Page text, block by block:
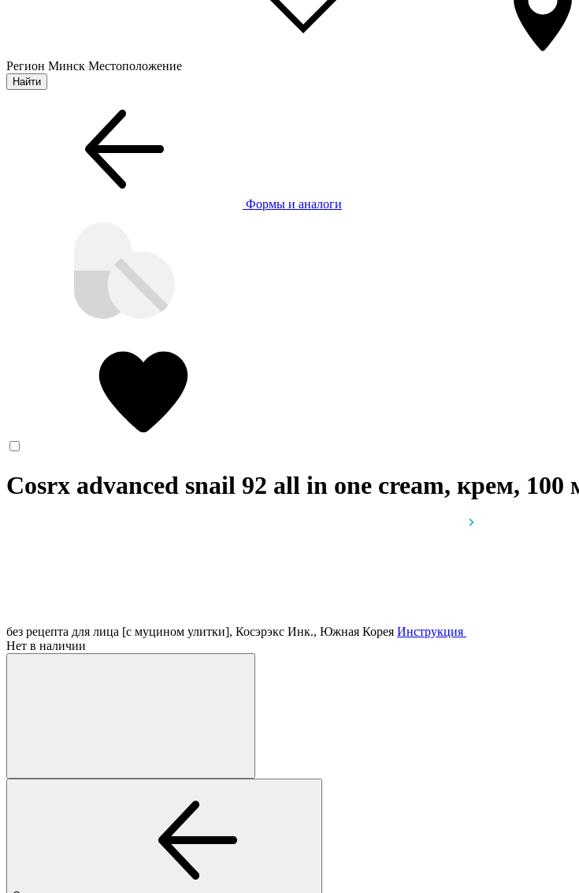
Регион Минск Местоположение
Формы и аналоги
Cosrx advanced snail 92 all in one cream, крем, 100
без рецепта для лица [с муцином улитки], Косэрэкс Инк., Южная Корея Инструкция
Нет в наличии